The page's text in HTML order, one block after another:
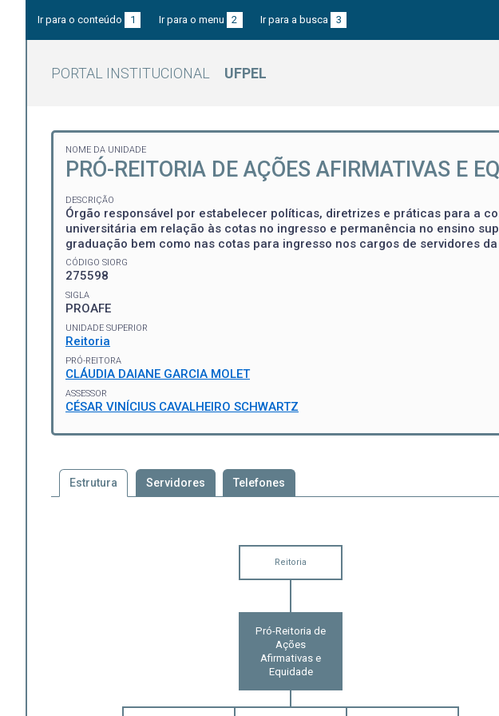
Ir para o conteúdo 1 Ir para o menu 2 Ir para a busca 3
PORTAL INSTITUCIONAL UFPEL
NOME DA UNIDADE
PRÓ-REITORIA DE AÇÕES AFIRMATIVAS E
DESCRIÇÃO
Órgão responsável por estabelecer políticas, diretrizes e práticas para a
universitária em relação às cotas no ingresso e permanência no ensino
graduação bem como nas cotas para ingresso nos cargos de servidores da
CÓDIGO SIORG
275598
SIGLA
PROAFE
UNIDADE SUPERIOR
Reitoria
PRÓ-REITORA
CLÁUDIA DAIANE GARCIA MOLET
ASSESSOR
CÉSAR VINÍCIUS CAVALHEIRO SCHWARTZ
Estrutura Servidores Telefones
Reitoria
Pró-Reitoria de
Ações
Afirmativas e
Equidade